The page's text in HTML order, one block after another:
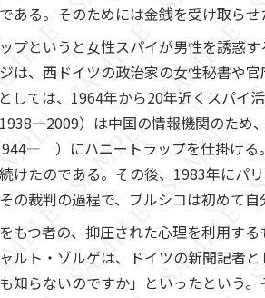
ある。そのためには金銭を受け取ら
プというと女性スパイが男性を誘惑
は、西ドイツの政治家の女性秘書や
しては、1964年から20年近くスパイ
）は中国の情報機関のため
）にハニートラップを仕掛ける
けたのである。その後、1983年にパ
の裁判の過程で、ブルシコは初めて
もつ者の、抑圧された心理を利用す
ルト・ゾルゲは、ドイツの新聞記者
も知らないのですか」といったという